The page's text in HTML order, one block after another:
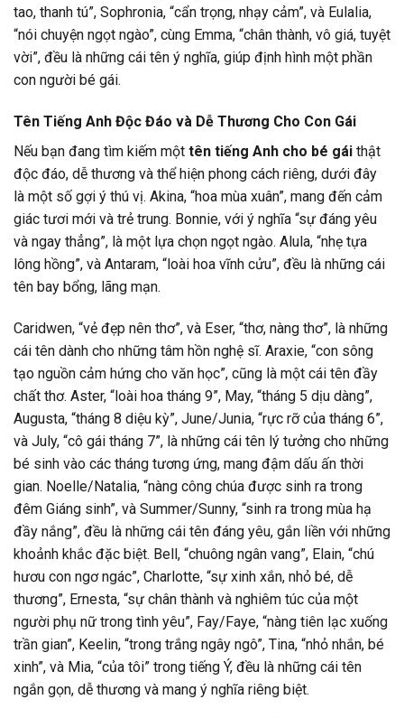
tao, thanh tú”, Sophronia, “cẩn trọng, nhạy cảm”, và Eulalia,
“nói chuyện ngọt ngào”, cùng Emma, “chân thành, vô giá, tuyệt
vời”, đều là những cái tên ý nghĩa, giúp định hình một phần
con người bé gái.
Tên Tiếng Anh Độc Đáo và Dễ Thương Cho Con Gái
Nếu bạn đang tìm kiếm một tên tiếng Anh cho bé gái thật
độc đáo, dễ thương và thể hiện phong cách riêng, dưới đây
là một số gợi ý thú vị. Akina, “hoa mùa xuân”, mang đến cảm
giác tươi mới và trẻ trung. Bonnie, với ý nghĩa “sự đáng yêu
và ngay thẳng”, là một lựa chọn ngọt ngào. Alula, “nhẹ tựa
lông hồng”, và Antaram, “loài hoa vĩnh cửu”, đều là những cái
tên bay bổng, lãng mạn.
Caridwen, “vẻ đẹp nên thơ”, và Eser, “thơ, nàng thơ”, là những
cái tên dành cho những tâm hồn nghệ sĩ. Araxie, “con sông
tạo nguồn cảm hứng cho văn học”, cũng là một cái tên đầy
chất thơ. Aster, “loài hoa tháng 9”, May, “tháng 5 dịu dàng”,
Augusta, “tháng 8 diệu kỳ”, June/Junia, “rực rỡ của tháng 6”,
và July, “cô gái tháng 7”, là những cái tên lý tưởng cho những
bé sinh vào các tháng tương ứng, mang đậm dấu ấn thời
gian. Noelle/Natalia, “nàng công chúa được sinh ra trong
đêm Giáng sinh”, và Summer/Sunny, “sinh ra trong mùa hạ
đầy nắng”, đều là những cái tên đáng yêu, gắn liền với những
khoảnh khắc đặc biệt. Bell, “chuông ngân vang”, Elain, “chú
hươu con ngơ ngác”, Charlotte, “sự xinh xắn, nhỏ bé, dễ
thương”, Ernesta, “sự chân thành và nghiêm túc của một
người phụ nữ trong tình yêu”, Fay/Faye, “nàng tiên lạc xuống
trần gian”, Keelin, “trong trắng ngây ngô”, Tina, “nhỏ nhắn, bé
xinh”, và Mia, “của tôi” trong tiếng Ý, đều là những cái tên
ngắn gọn, dễ thương và mang ý nghĩa riêng biệt.